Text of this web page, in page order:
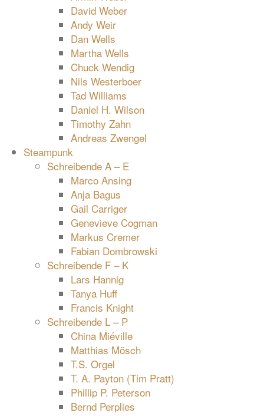
David Weber
Andy Weir
Dan Wells
Martha Wells
Chuck Wendig
Nils Westerboer
Tad Williams
Daniel H. Wilson
Timothy Zahn
Andreas Zwengel
Steampunk
Schreibende A – E
Marco Ansing
Anja Bagus
Gail Carriger
Genevieve Cogman
Markus Cremer
Fabian Dombrowski
Schreibende F – K
Lars Hannig
Tanya Huff
Francis Knight
Schreibende L – P
China Miéville
Matthias Mösch
T.S. Orgel
T. A. Payton (Tim Pratt)
Phillip P. Peterson
Bernd Perplies